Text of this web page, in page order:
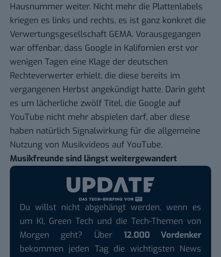
Hausnummer weiter. Nicht mehr die Plattenlabels
kriegen es links und rechts, es ist ganz konkret die
Verwertungsgesellschaft GEMA. Vorausgegangen
war offenbar, dass Google in Kalifornien erst vor
wenigen Tagen eine Klage der deutschen
Rechteverwerter erhielt, die diese bereits im
vergangenen Herbst angekündigt hatte. Darin geht
es um lächerliche zwölf Titel, die Google auf
YouTube nicht mehr abspielen darf, aber diese
haben natürlich Signalwirkung für die allgemeine
Nutzung von Musikvideos auf YouTube.
Musikfreunde sind längst weitergewandert
Du willst nicht abgehängt werden, wenn es
um KI, Green Tech und die Tech-Themen von
Morgen geht? Über 12.000 Vordenker
bekommen jeden Tag die wichtigsten News